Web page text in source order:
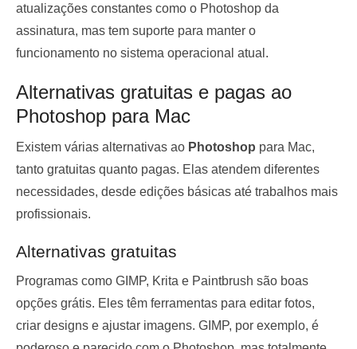
atualizações constantes como o Photoshop da
assinatura, mas tem suporte para manter o
funcionamento no sistema operacional atual.
Alternativas gratuitas e pagas ao
Photoshop para Mac
Existem várias alternativas ao Photoshop para Mac,
tanto gratuitas quanto pagas. Elas atendem diferentes
necessidades, desde edições básicas até trabalhos mais
profissionais.
Alternativas gratuitas
Programas como GIMP, Krita e Paintbrush são boas
opções grátis. Eles têm ferramentas para editar fotos,
criar designs e ajustar imagens. GIMP, por exemplo, é